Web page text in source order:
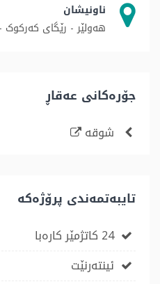
ناونیشان
هەولێر - رێگای کەرکوک -
جۆره‌كانی عه‌قاڕ
شوقە
تایبەتمەندی پرۆژەكە
24 کاتژمێر کارەبا
ئینتەرنێت